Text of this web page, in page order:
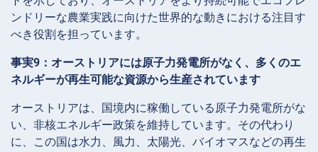
ンドリーな農業実践に向けた世界的な動きにおける注目す
べき役割を担っています。
事実9：オーストリアには原子力発電所がなく、多くのエ
ネルギーが再生可能な資源から生産されています
オーストリアは、国境内に稼働している原子力発電所がな
い、非核エネルギー政策を維持しています。その代わり
に、この国は水力、風力、太陽光、バイオマスなどの再生